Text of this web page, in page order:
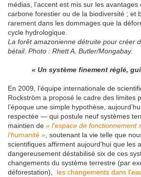
médias, l’accent est mis sur les avantages
carbone forestier ou de la biodiversité ; et
rarement dans les dommages que la
cycle hydrologique.
La forêt amazonienne détruite pour créer
bétail. Photo : Rhett A. Butler/Mongabay.
« Un système finement réglé,
En 2009, l’équipe internationale de
Rockström a proposé le cadre des limites
l’époque une simple hypothèse,
respectée — qui postule neuf systèmes
maintien de « l’espace de fonctionnement
l’humanité » , soutenant la vie telle que
scientifiques affirment aujourd’hui que les
dangereusement déstabilisé six de ces
changements du système terrestre (par
déforestation), les changements dans